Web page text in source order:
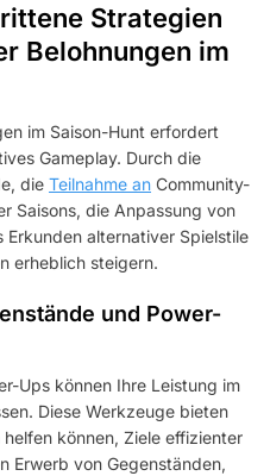
Strategien
Belohnungen im
im Saison-Hunt erfordert
Gameplay. Durch die
die Teilnahme an Community-
Saisons, die Anpassung von
alternativer Spielstile
erheblich steigern.
und Power-
Ups können Ihre Leistung im
Diese Werkzeuge bieten
können, Ziele effizienter
Erwerb von Gegenständen,